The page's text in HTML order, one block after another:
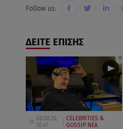
Follow us:
ΔΕΙΤΕ ΕΠΙΣΗΣ
08.08.26,
10:47
CELEBRITIES &
GOSSIP ΝΕΑ